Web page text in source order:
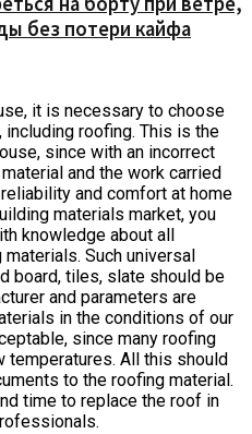
без потери кайфа
it is necessary to choose
roofing. This is the
since with an incorrect
and the work carried
and comfort at home
materials market, you
knowledge about all
Such universal
board, tiles, slate should be
and parameters are
in the conditions of our
since many roofing
All this should
to the roofing material.
time to replace the roof in